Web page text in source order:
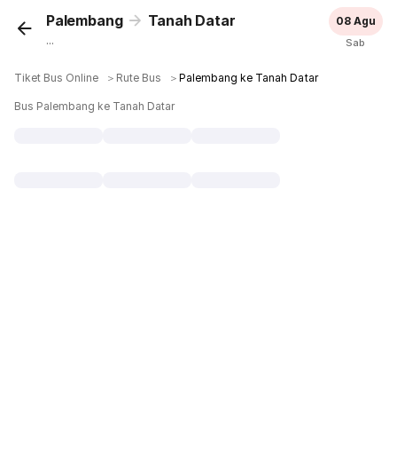
Palembang Tanah Datar
...
08 Agu
Sab
Tiket Bus Online ＞ Rute Bus ＞Palembang ke Tanah Datar
Bus Palembang ke Tanah Datar